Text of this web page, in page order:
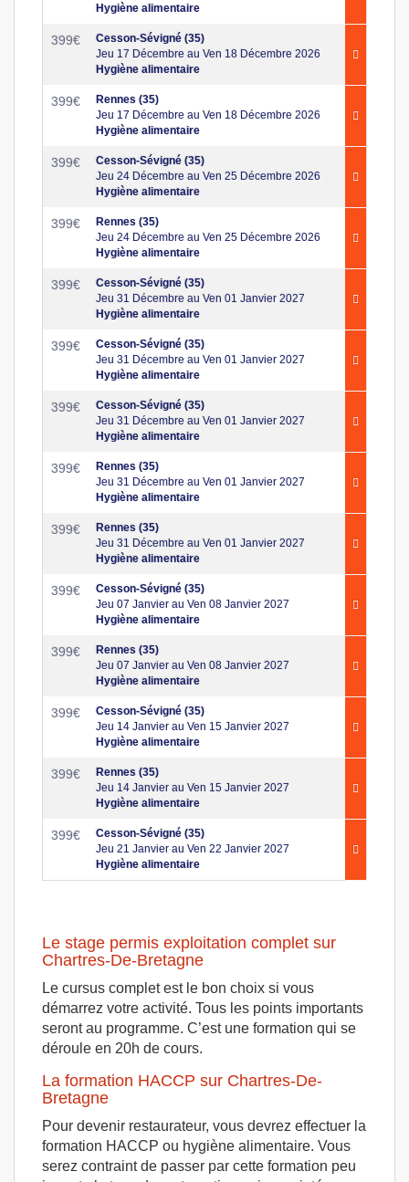
Hygiène alimentaire
399€
Cesson-Sévigné (35)
Jeu 17 Décembre au Ven 18 Décembre 2026
Hygiène alimentaire
399€
Rennes (35)
Jeu 17 Décembre au Ven 18 Décembre 2026
Hygiène alimentaire
399€
Cesson-Sévigné (35)
Jeu 24 Décembre au Ven 25 Décembre 2026
Hygiène alimentaire
399€
Rennes (35)
Jeu 24 Décembre au Ven 25 Décembre 2026
Hygiène alimentaire
399€
Cesson-Sévigné (35)
Jeu 31 Décembre au Ven 01 Janvier 2027
Hygiène alimentaire
399€
Cesson-Sévigné (35)
Jeu 31 Décembre au Ven 01 Janvier 2027
Hygiène alimentaire
399€
Cesson-Sévigné (35)
Jeu 31 Décembre au Ven 01 Janvier 2027
Hygiène alimentaire
399€
Rennes (35)
Jeu 31 Décembre au Ven 01 Janvier 2027
Hygiène alimentaire
399€
Rennes (35)
Jeu 31 Décembre au Ven 01 Janvier 2027
Hygiène alimentaire
399€
Cesson-Sévigné (35)
Jeu 07 Janvier au Ven 08 Janvier 2027
Hygiène alimentaire
399€
Rennes (35)
Jeu 07 Janvier au Ven 08 Janvier 2027
Hygiène alimentaire
399€
Cesson-Sévigné (35)
Jeu 14 Janvier au Ven 15 Janvier 2027
Hygiène alimentaire
399€
Rennes (35)
Jeu 14 Janvier au Ven 15 Janvier 2027
Hygiène alimentaire
399€
Cesson-Sévigné (35)
Jeu 21 Janvier au Ven 22 Janvier 2027
Hygiène alimentaire
Le stage permis exploitation complet sur
Chartres-De-Bretagne
Le cursus complet est le bon choix si vous
démarrez votre activité. Tous les points importants
seront au programme. C’est une formation qui se
déroule en 20h de cours.
La formation HACCP sur Chartres-De-
Bretagne
Pour devenir restaurateur, vous devrez effectuer la
formation HACCP ou hygiène alimentaire. Vous
serez contraint de passer par cette formation peu